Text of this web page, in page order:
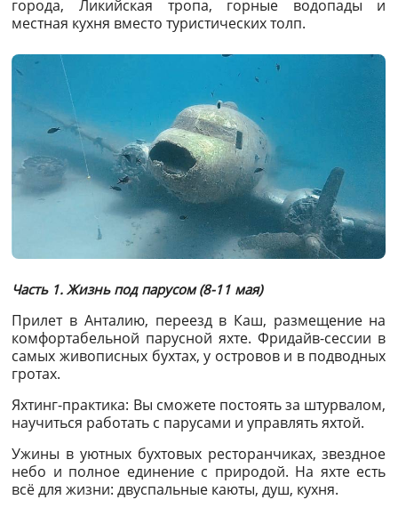
города, Ликийская тропа, горные водопады и
местная кухня вместо туристических толп.
Часть 1. Жизнь под парусом (8-11 мая)
Прилет в Анталию, переезд в Каш, размещение на
комфортабельной парусной яхте. Фридайв-сессии в
самых живописных бухтах, у островов и в подводных
гротах.
Яхтинг-практика: Вы сможете постоять за штурвалом,
научиться работать с парусами и управлять яхтой.
Ужины в уютных бухтовых ресторанчиках, звездное
небо и полное единение с природой. На яхте есть
всё для жизни: двуспальные каюты, душ, кухня.